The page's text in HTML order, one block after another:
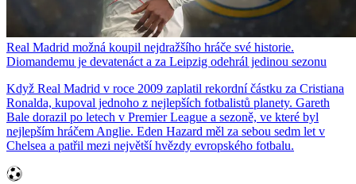
Real Madrid možná koupil nejdražšího hráče své historie.
Diomandemu je devatenáct a za Leipzig odehrál jedinou sezonu
Když Real Madrid v roce 2009 zaplatil rekordní částku za Cristiana
Ronalda, kupoval jednoho z nejlepších fotbalistů planety. Gareth
Bale dorazil po letech v Premier League a sezoně, ve které byl
nejlepším hráčem Anglie. Eden Hazard měl za sebou sedm let v
Chelsea a patřil mezi největší hvězdy evropského fotbalu.